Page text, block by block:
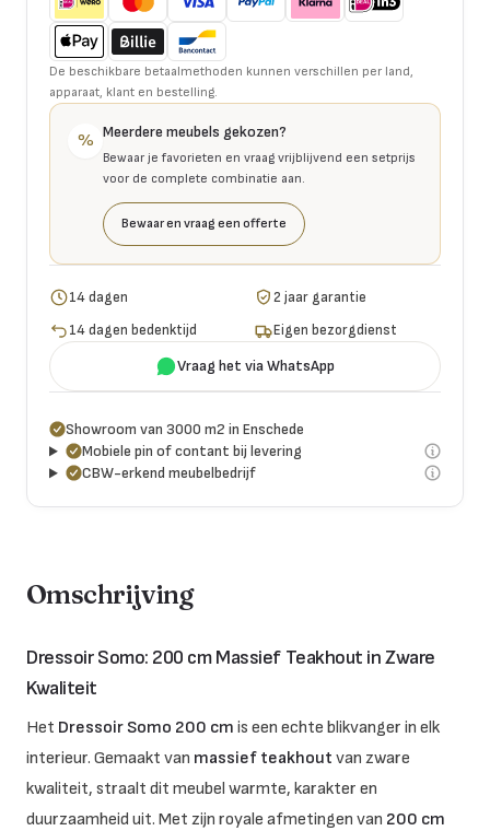
De beschikbare betaalmethoden kunnen verschillen per land,
apparaat, klant en bestelling.
% Meerdere meubels gekozen?
Bewaar je favorieten en vraag vrijblijvend een setprijs
voor de complete combinatie aan.
Bewaar en vraag een offerte
14 dagen
2 jaar garantie
14 dagen bedenktijd
Eigen bezorgdienst
Vraag het via WhatsApp
Showroom van 3000 m2 in Enschede
Mobiele pin of contant bij levering
CBW-erkend meubelbedrijf
Omschrijving
Dressoir Somo: 200 cm Massief Teakhout in Zware
Kwaliteit
Het Dressoir Somo 200 cm is een echte blikvanger in elk
interieur. Gemaakt van massief teakhout van zware
kwaliteit, straalt dit meubel warmte, karakter en
duurzaamheid uit. Met zijn royale afmetingen van 200 cm